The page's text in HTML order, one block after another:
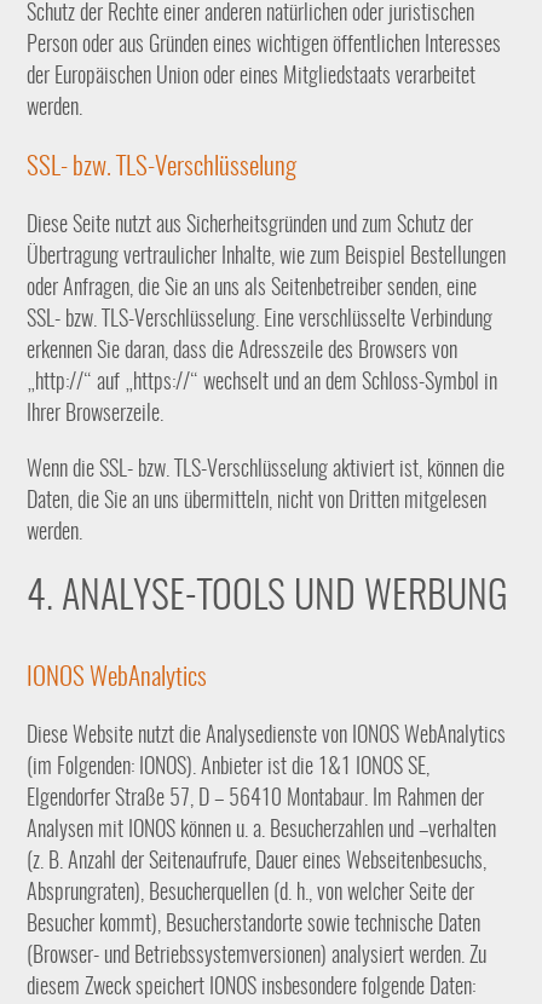
Schutz der Rechte einer anderen natürlichen oder juristischen
Person oder aus Gründen eines wichtigen öffentlichen Interesses
der Europäischen Union oder eines Mitgliedstaats verarbeitet
werden.
SSL- bzw. TLS-Verschlüsselung
Diese Seite nutzt aus Sicherheitsgründen und zum Schutz der
Übertragung vertraulicher Inhalte, wie zum Beispiel Bestellungen
oder Anfragen, die Sie an uns als Seitenbetreiber senden, eine
SSL- bzw. TLS-Verschlüsselung. Eine verschlüsselte Verbindung
erkennen Sie daran, dass die Adresszeile des Browsers von
„http://“ auf „https://“ wechselt und an dem Schloss-Symbol in
Ihrer Browserzeile.
Wenn die SSL- bzw. TLS-Verschlüsselung aktiviert ist, können die
Daten, die Sie an uns übermitteln, nicht von Dritten mitgelesen
werden.
4. ANALYSE-TOOLS UND WERBUNG
IONOS WebAnalytics
Diese Website nutzt die Analysedienste von IONOS WebAnalytics
(im Folgenden: IONOS). Anbieter ist die 1&1 IONOS SE,
Elgendorfer Straße 57, D – 56410 Montabaur. Im Rahmen der
Analysen mit IONOS können u. a. Besucherzahlen und –verhalten
(z. B. Anzahl der Seitenaufrufe, Dauer eines Webseitenbesuchs,
Absprungraten), Besucherquellen (d. h., von welcher Seite der
Besucher kommt), Besucherstandorte sowie technische Daten
(Browser- und Betriebssystemversionen) analysiert werden. Zu
diesem Zweck speichert IONOS insbesondere folgende Daten: